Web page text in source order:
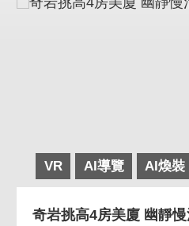
VR AI導覽 AI煥裝
奇岩挑高4房美廈 幽靜